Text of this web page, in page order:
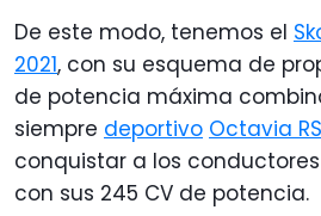
De este modo, tenemos el
2021, con su esquema de
de potencia máxima
siempre deportivo Octavia
conquistar a los
con sus 245 CV de potencia.